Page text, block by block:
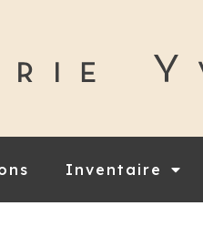
Inventaire